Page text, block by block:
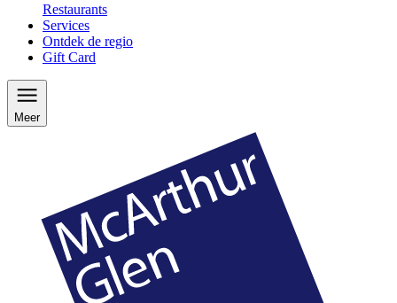
Restaurants
Services
Ontdek de regio
Gift Card
Meer